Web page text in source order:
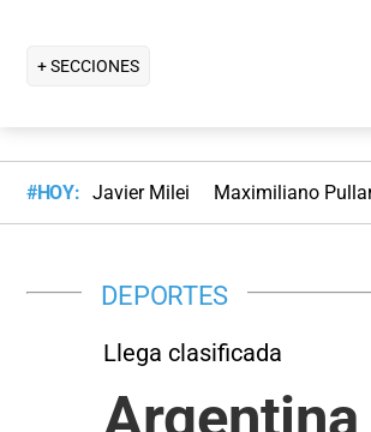
+ SECCIONES
#HOY: Javier Milei Maximiliano
DEPORTES
Llega clasificada